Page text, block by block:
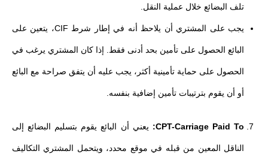
تلف البضائع خلال عملية النقل.
يجب على المشتري أن يلاحظ أنه في إطار شرط CIF، يتعين على
البائع الحصول على تأمين بحد أدنى فقط. إذا كان المشتري يرغب في
الحصول على حماية تأمينية أكثر، يجب عليه أن يتفق صراحة مع البائع
أو أن يقوم بترتيبات تأمين إضافية بنفسه.
CPT-Carriage Paid To: يعني أن البائع يقوم بتسليم البضائع إلى
الناقل المعين من قبله في موقع محدد، ويتحمل المشتري التكاليف